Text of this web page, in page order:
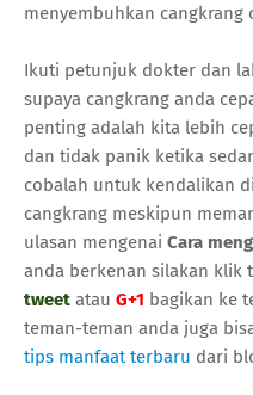
menyembuhkan cangkrang
Ikuti petunjuk dokter dan
supaya cangkrang anda
penting adalah kita lebih
dan tidak panik ketika
cobalah untuk kendalikan
cangkrang meskipun
ulasan mengenai Cara
anda berkenan silakan klik
tweet atau G+1 bagikan ke
teman-teman anda juga
tips manfaat terbaru dari